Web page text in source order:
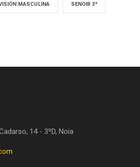
MASCULINA SENOIR 3ª
14 - 3ºD, Noia